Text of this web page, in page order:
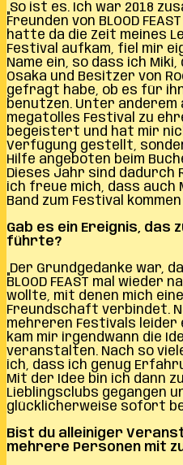
„So ist es. Ich war 2018
Freunden von BLOOD
hatte da die Zeit meines
Festival aufkam, fiel mir
Name ein, so dass ich
Osaka und Besitzer von
gefragt habe, ob es für
benutzen. Unter anderem
megatolles Festival zu
begeistert und hat mir
Verfügung gestellt,
Hilfe angeboten beim
Dieses Jahr sind dadurch
ich freue mich, dass auch
Band zum Festival kommen
Gab es ein Ereignis, das
führte?
„Der Grundgedanke war,
BLOOD FEAST mal wieder
wollte, mit denen mich
Freundschaft verbindet.
mehreren Festivals
kam mir irgendwann die
veranstalten. Nach so
ich, dass ich genug
Mit der Idee bin ich dann
Lieblingsclubs gegangen
glücklicherweise sofort
Bist du alleiniger
mehrere Personen mit